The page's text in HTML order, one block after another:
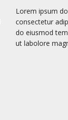
Lorem ipsum
consectetur
do eiusmod
ut labolore